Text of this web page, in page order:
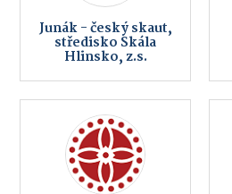
Junák - český skaut,
středisko Skála
Hlinsko, z.s.